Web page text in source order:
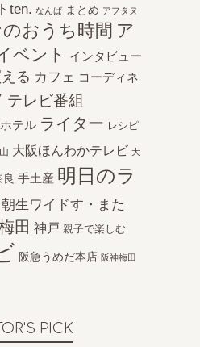
ten. なんば まとめ アフタヌ
おうち時間 ア
ベント インタビュー
る カフェ コーディネ
テレビ番組
ホテル ライター レシピ
大阪ほんわかテレビ 大
良 手土産 明日のラ
朝生ワイドす・また
田 神戸 親子で楽しむ
阪急うめだ本店 阪神梅田
PICK